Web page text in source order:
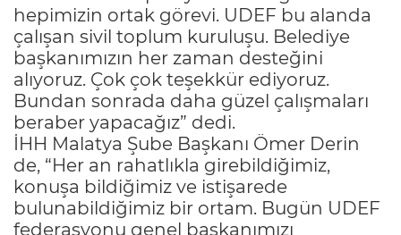
hepimizin ortak görevi. UDEF bu alanda
çalışan sivil toplum kuruluşu. Belediye
başkanımızın her zaman desteğini
alıyoruz. Çok çok teşekkür ediyoruz.
Bundan sonrada daha güzel çalışmaları
beraber yapacağız” dedi.
İHH Malatya Şube Başkanı Ömer Derin
de, “Her an rahatlıkla girebildiğimiz,
konuşa bildiğimiz ve istişarede
bulunabildiğimiz bir ortam. Bugün UDEF
federasyonu genel başkanımızı